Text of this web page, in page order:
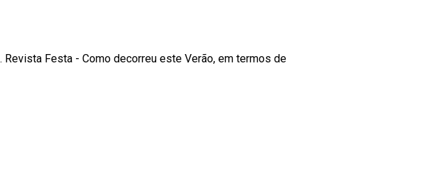
Festa - Como decorreu este Verão, em termos de